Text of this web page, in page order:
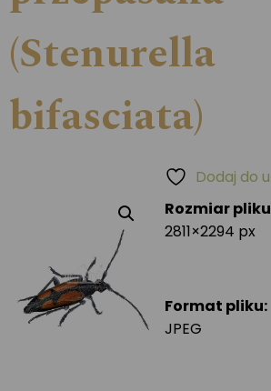
(Stenurella
bifasciata)
Rozmiar
2811×2294 px
Format pliku:
JPEG
Dodaj do